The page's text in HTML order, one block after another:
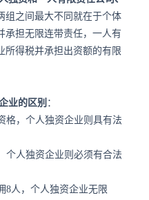
组之间最大不同就在于个体
承担无限连带责任，一人有
所得税并承担出资额的有限
业的区别 ：
格，个人独资企业则具有法
个人独资企业则必须有合法
8人，个人独资企业无限